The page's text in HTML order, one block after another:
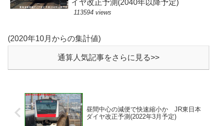
イヤ改正予測(2040年以降予定)
113594 views
(2020年10月からの集計値)
通算人気記事をさらに見る>>
昼間中心の減便で快速縮小か JR東日本
ダイヤ改正予測(2022年3月予定)